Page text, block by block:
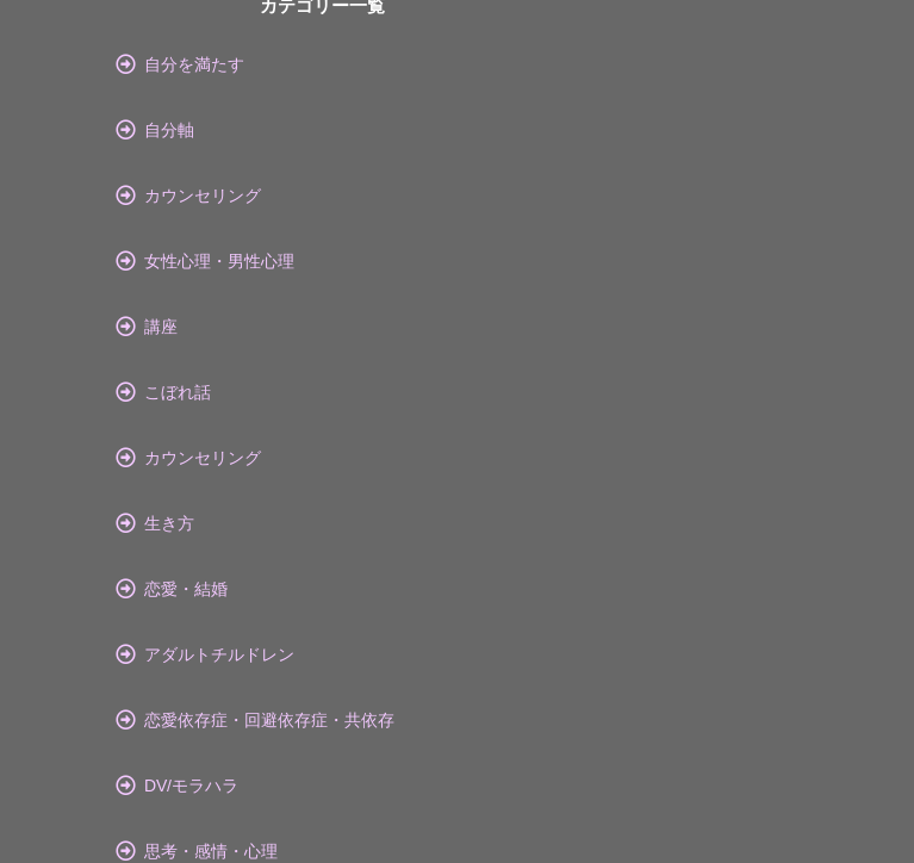
カテゴリー一覧
自分を満たす
自分軸
カウンセリング
女性心理・男性心理
講座
こぼれ話
カウンセリング
生き方
恋愛・結婚
アダルトチルドレン
恋愛依存症・回避依存症・共依存
DV/モラハラ
思考・感情・心理